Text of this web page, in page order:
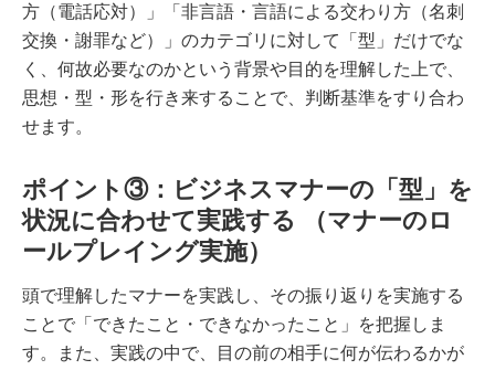
方（電話応対）」「非言語・言語による交わり方（名刺
交換・謝罪など）」のカテゴリに対して「型」だけでな
く、何故必要なのかという背景や目的を理解した上で、
思想・型・形を行き来することで、判断基準をすり合わ
せます。
ポイント③：ビジネスマナーの「型」を
状況に合わせて実践する （マナーのロ
ールプレイング実施）
頭で理解したマナーを実践し、その振り返りを実施する
ことで「できたこと・できなかったこと」を把握しま
す。また、実践の中で、目の前の相手に何が伝わるかが